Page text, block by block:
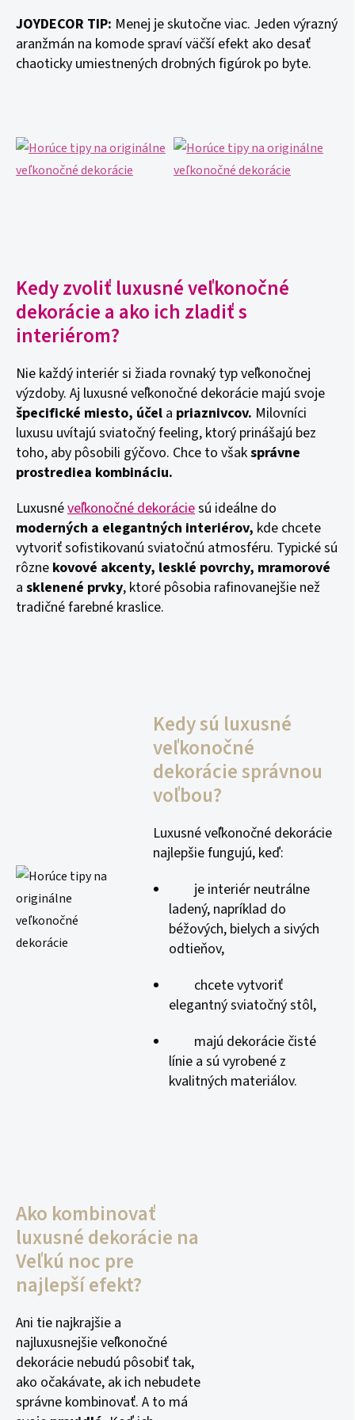
JOYDECOR TIP: Menej je skutočne viac. Jeden výrazný
aranžmán na komode spraví väčší efekt ako desať
chaoticky umiestnených drobných figúrok po byte.
Kedy zvoliť luxusné veľkonočné
dekorácie a ako ich zladiť s
interiérom?
Nie každý interiér si žiada rovnaký typ veľkonočnej
výzdoby. Aj luxusné veľkonočné dekorácie majú svoje
špecifické miesto, účel a priaznivcov. Milovníci
luxusu uvítajú sviatočný feeling, ktorý prinášajú bez
toho, aby pôsobili gýčovo. Chce to všaksprávne
prostrediea kombináciu.
Luxusnéveľkonočné dekoráciesú ideálne do
moderných a elegantných interiérov, kde chcete
vytvoriť sofistikovanú sviatočnú atmosféru. Typické sú
rôzne kovové akcenty, lesklé povrchy, mramorové
a sklenené prvky, ktoré pôsobia rafinovanejšie než
tradičné farebné kraslice.
Kedy sú luxusné
veľkonočné
dekorácie správnou
voľbou?
Luxusné veľkonočné dekorácie
najlepšie fungujú, keď:
je interiér neutrálne
ladený, napríklad do
béžových, bielych a sivých
odtieňov,
chcete vytvoriť
elegantný sviatočný stôl,
majú dekorácie čisté
línie a sú vyrobené z
kvalitných materiálov.
Ako kombinovať
luxusné dekorácie na
Veľkú noc pre
najlepší efekt?
Ani tie najkrajšie a
najluxusnejšie veľkonočné
dekorácie nebudú pôsobiť tak,
ako očakávate, ak ich nebudete
správne kombinovať. A to má